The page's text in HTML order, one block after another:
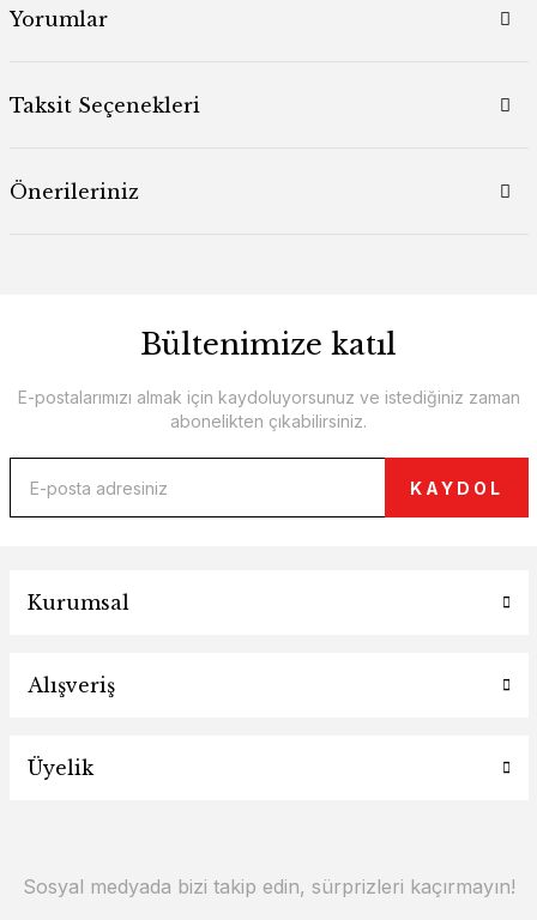
Yorumlar
Taksit Seçenekleri
Önerileriniz
Bültenimize katıl
E-postalarımızı almak için kaydoluyorsunuz ve istediğiniz zaman
abonelikten çıkabilirsiniz.
KAYDOL
Kurumsal
Alışveriş
Üyelik
Sosyal medyada bizi takip edin, sürprizleri kaçırmayın!